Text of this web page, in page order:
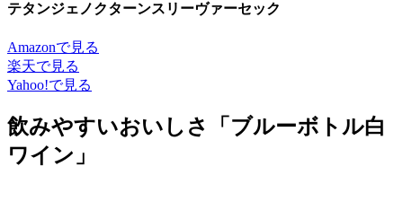
テタンジェノクターンスリーヴァーセック
Amazonで見る
楽天で見る
Yahoo!で見る
飲みやすいおいしさ「ブルーボトル白
ワイン」